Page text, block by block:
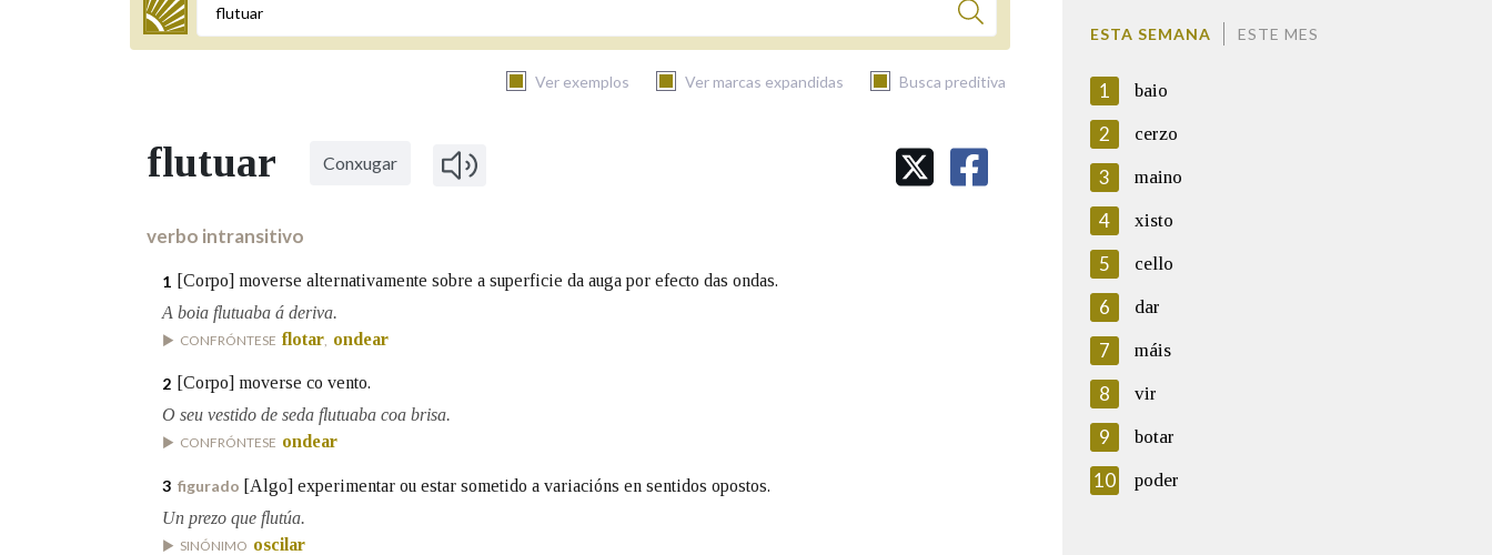
Termo a buscar
Ver exemplos Ver marcas expandidas Busca preditiva
BUSCAR NOS LEMAS
Remata por
OUTRAS OPCIÓNS DE BUSCA
Marcas gramaticais
flutuar Conxugar
verbo intransitivo
1 [Corpo] moverse alternativamente sobre a superficie da auga por efecto das ondas.
A boia flutuaba á deriva.
CONFRÓNTESE flotar, ondear
2
[Corpo] moverse co vento.
O seu vestido de seda flutuaba coa brisa.
CONFRÓNTESE ondear
3 figurado [Algo] experimentar ou estar sometido a variacións en sentidos opostos.
Un prezo que flutúa.
SINÓNIMO oscilar
ESTA SEMANA ESTE MES
1 baio
2 cerzo
3 maino
4 xisto
5 cello
6 dar
7 máis
8 vir
9 botar
10 poder